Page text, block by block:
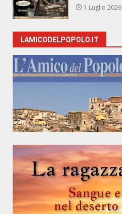
1 Luglio 2026
LAMICODELPOPOLO.IT